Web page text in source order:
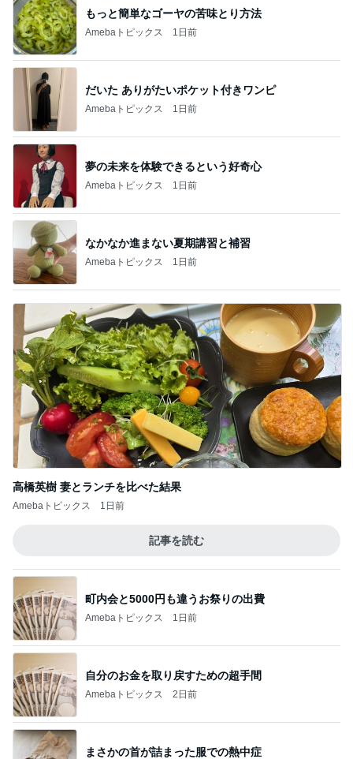
もっと簡単なゴーヤの苦味とり方法
Amebaトピックス 1日前
だいた ありがたいポケット付きワンピ
Amebaトピックス 1日前
夢の未来を体験できるという好奇心
Amebaトピックス 1日前
なかなか進まない夏期講習と補習
Amebaトピックス 1日前
高橋英樹 妻とランチを比べた結果
Amebaトピックス 1日前
記事を読む
町内会と5000円も違うお祭りの出費
Amebaトピックス 1日前
自分のお金を取り戻すための超手間
Amebaトピックス 2日前
まさかの首が詰まった服での熱中症